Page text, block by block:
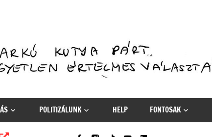
POLITIZÁLUNK HELP FONTOSAK